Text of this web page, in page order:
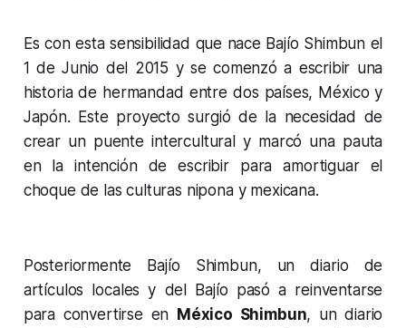
Es con esta sensibilidad que nace Bajío Shimbun el
1 de Junio del 2015 y se comenzó a escribir una
historia de hermandad entre dos países, México y
Japón. Este proyecto surgió de la necesidad de
crear un puente intercultural y marcó una pauta
en la intención de escribir para amortiguar el
choque de las culturas nipona y mexicana.
Posteriormente Bajío Shimbun, un diario de
artículos locales y del Bajío pasó a reinventarse
para convertirse en México Shimbun, un diario